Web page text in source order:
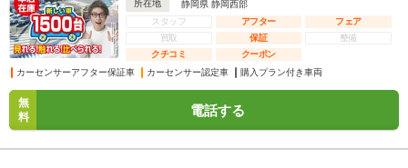
所在地
静岡県 静岡西部
スタッフ
アフター
フェア
買取
保証
整備
クチコミ
クーポン
カーセンサーアフター保証車
カーセンサー認定車 購入プラン付き車両
無
料
電話する